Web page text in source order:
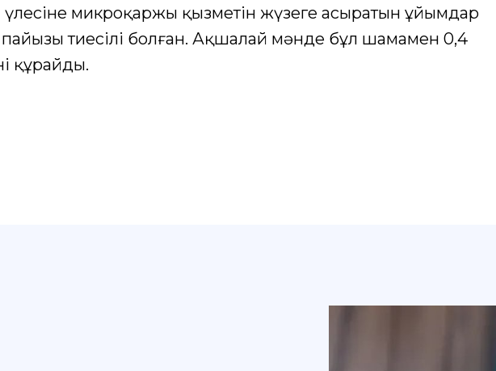
үлесіне микроқаржы қызметін жүзеге асыратын ұйымдар
пайызы тиесілі болған. Ақшалай мәнде бұл шамамен 0,4
құрайды.